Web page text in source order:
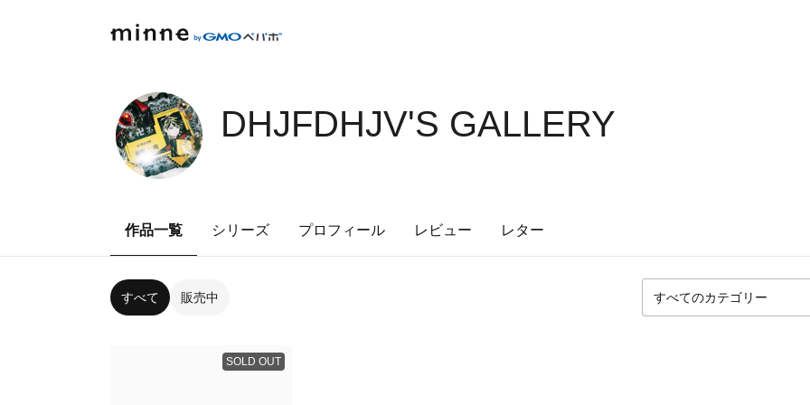
DHJFDHJV'S GALLERY
作品一覧 シリーズ プロフィール レビュー レター
すべて 販売中
SOLD OUT